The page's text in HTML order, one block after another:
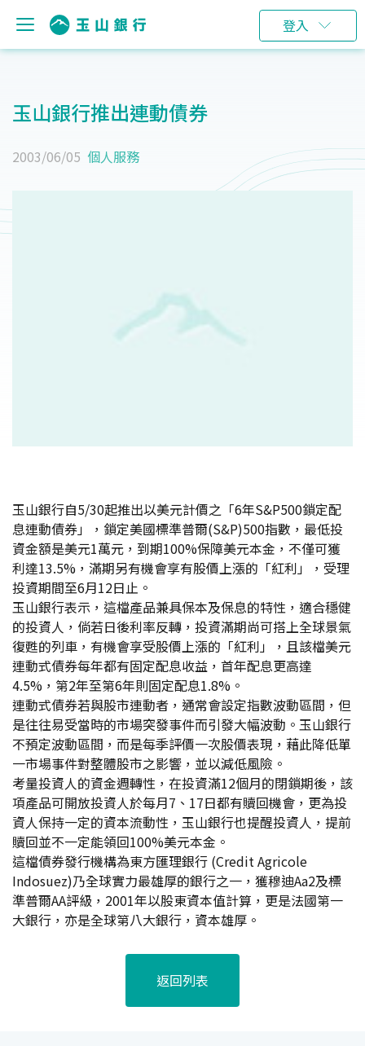
登入
玉山銀行推出連動債券
2003/06/05 個人服務
玉山銀行自5/30起推出以美元計價之「6年S&P500鎖定配
息連動債券」，鎖定美國標準普爾(S&P)500指數，最低投
資金額是美元1萬元，到期100%保障美元本金，不僅可獲
利達13.5%，滿期另有機會享有股價上漲的「紅利」，受理
投資期間至6月12日止。
玉山銀行表示，這檔產品兼具保本及保息的特性，適合穩健
的投資人，倘若日後利率反轉，投資滿期尚可搭上全球景氣
復甦的列車，有機會享受股價上漲的「紅利」，且該檔美元
連動式債券每年都有固定配息收益，首年配息更高達
4.5%，第2年至第6年則固定配息1.8%。
連動式債券若與股市連動者，通常會設定指數波動區間，但
是往往易受當時的市場突發事件而引發大幅波動。玉山銀行
不預定波動區間，而是每季評價一次股價表現，藉此降低單
一市場事件對整體股市之影響，並以減低風險。
考量投資人的資金週轉性，在投資滿12個月的閉鎖期後，該
項產品可開放投資人於每月7、17日都有贖回機會，更為投
資人保持一定的資本流動性，玉山銀行也提醒投資人，提前
贖回並不一定能領回100%美元本金。
這檔債券發行機構為東方匯理銀行 (Credit Agricole
Indosuez)乃全球實力最雄厚的銀行之一，獲穆迪Aa2及標
準普爾AA評級，2001年以股東資本值計算，更是法國第一
大銀行，亦是全球第八大銀行，資本雄厚。
返回列表